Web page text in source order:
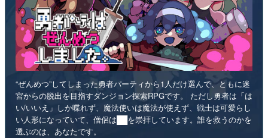
“ぜんめつ”してしまった勇者パーティから1人だけ選んで、ともに迷
宮からの脱出を目指すダンジョン探索RPGです。 ただし勇者は「は
い/いいえ」しか喋れず、魔法使いは魔法が使えず、戦士は可愛らし
い人形になっていて、僧侶は██を崇拝しています。誰を救うのかを
選ぶのは、あなたです。